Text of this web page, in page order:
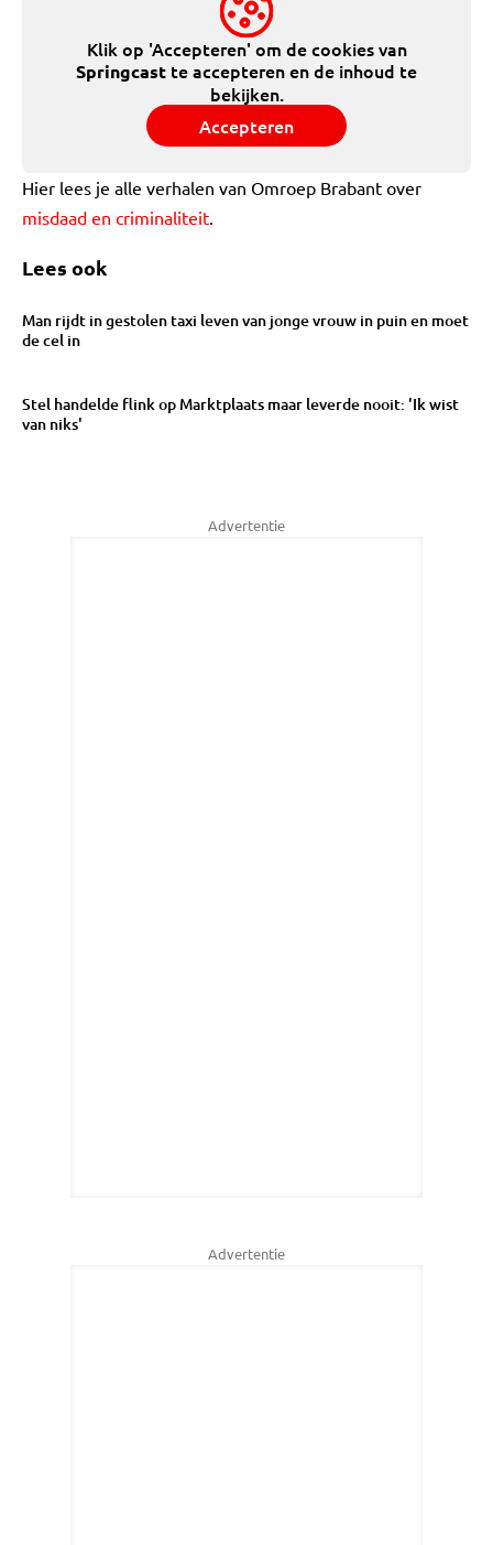
Klik op 'Accepteren' om de cookies van
Springcast te accepteren en de inhoud te
bekijken.
Accepteren
Hier lees je alle verhalen van Omroep Brabant over
misdaad en criminaliteit.
Lees ook
Man rijdt in gestolen taxi leven van jonge vrouw in puin en moet
de cel in
Stel handelde flink op Marktplaats maar leverde nooit: 'Ik wist
van niks'
Advertentie
Advertentie